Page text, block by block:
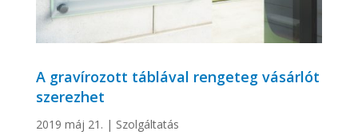
A gravírozott táblával rengeteg vásárlót
szerezhet
2019 máj 21. | Szolgáltatás